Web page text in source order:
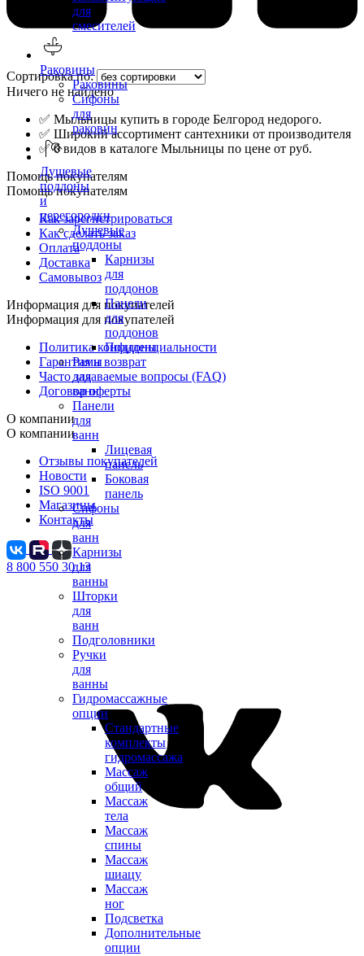
для
смесителей
Раковины
Раковины
Сифоны
для
раковин
Душевые
поддоны
и
перегородки
Душевые
поддоны
Карнизы
для
поддонов
Панели
для
поддонов
Поддоны
Рамы
для
ванн
Панели
для
ванн
Лицевая
панель
Боковая
панель
Сифоны
для
ванн
Карнизы
для
ванны
Шторки
для
ванн
Подголовники
Ручки
для
ванны
Гидромассажные
опции
Стандартные
комплекты
гидромассажа
Массаж
общий
Массаж
тела
Массаж
спины
Массаж
шиацу
Массаж
ног
Подсветка
Дополнительные
опции
Сортировка по:
Ничего не найдено
✅ Мыльницы купить в городе Белгород недорого.
✅ Широкий ассортимент сантехники от производителя
✅ 0 видов в каталоге Мыльницы по цене от руб.
Помощь покупателям
Помощь покупателям
Как зарегистрироваться
Как сделать заказ
Оплата
Доставка
Самовывоз
Информация для покупателей
Информация для покупателей
Политика конфиденциальности
Гарантия и возврат
Часто задаваемые вопросы (FAQ)
Договор оферты
О компании
О компании
Отзывы покупателей
Новости
ISO 9001
Магазины
Контакты
8 800 550 30 13